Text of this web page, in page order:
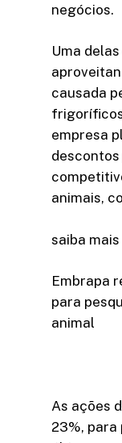
negócios.
Uma
causada
empresa
animais,
saiba mais
Embrapa
para
animal
As ações
23%, para